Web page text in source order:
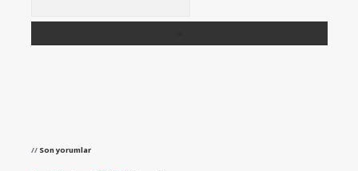
Son yorumlar